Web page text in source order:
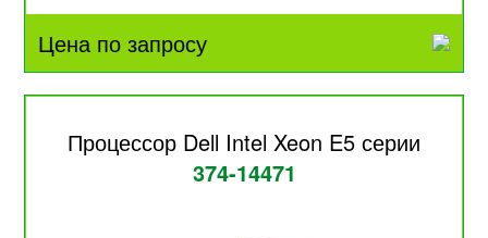
Цена по запросу
Процессор Dell Intel Xeon E5 серии
374-14471